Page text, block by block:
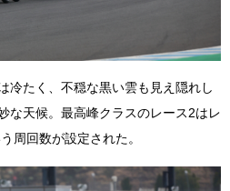
冷たく、不穏な黒い雲も見え隠れし
な天候。最高峰クラスのレース2はレ
周回数が設定された。